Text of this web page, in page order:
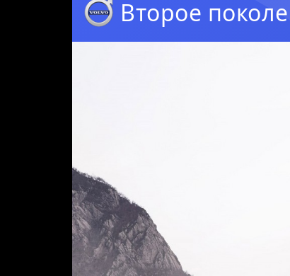
Второе